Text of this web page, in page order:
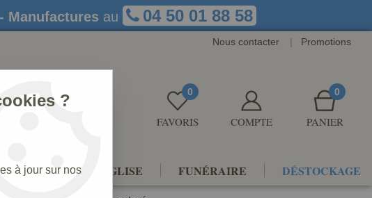
Manufactures au 04 50 01 88 58
Nous contacter | Promotions
0
FAVORIS COMPTE
0
PANIER
D'ÉGLISE FUNÉRAIRE DÉSTOCKAGE
?
à jour sur nos